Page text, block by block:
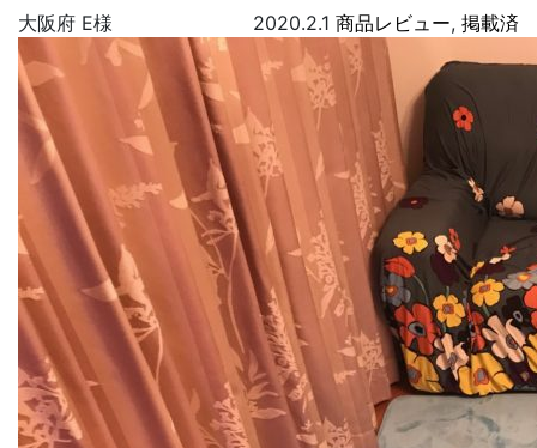
大阪府 E様 2020.2.1 商品レビュー, 掲載済